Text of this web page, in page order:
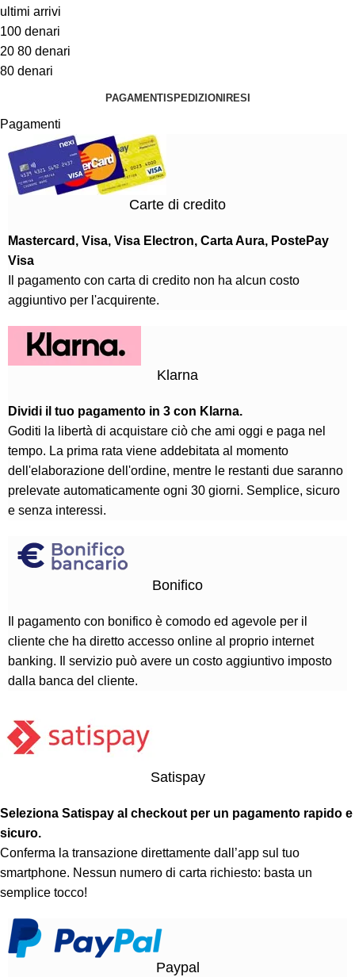
ultimi arrivi
100 denari
20 80 denari
80 denari
PAGAMENTISPEDIZIONIRESI
Pagamenti
Carte di credito
Mastercard, Visa, Visa Electron, Carta Aura, PostePay
Visa
Il pagamento con carta di credito non ha alcun costo
aggiuntivo per l'acquirente.
Klarna
Dividi il tuo pagamento in 3 con Klarna.
Goditi la libertà di acquistare ciò che ami oggi e paga nel
tempo. La prima rata viene addebitata al momento
dell'elaborazione dell'ordine, mentre le restanti due saranno
prelevate automaticamente ogni 30 giorni. Semplice, sicuro
e senza interessi.
Bonifico
Il pagamento con bonifico è comodo ed agevole per il
cliente che ha diretto accesso online al proprio internet
banking. Il servizio può avere un costo aggiuntivo imposto
dalla banca del cliente.
Satispay
Seleziona Satispay al checkout per un pagamento rapido e
sicuro.
Conferma la transazione direttamente dall’app sul tuo
smartphone. Nessun numero di carta richiesto: basta un
semplice tocco!
Paypal